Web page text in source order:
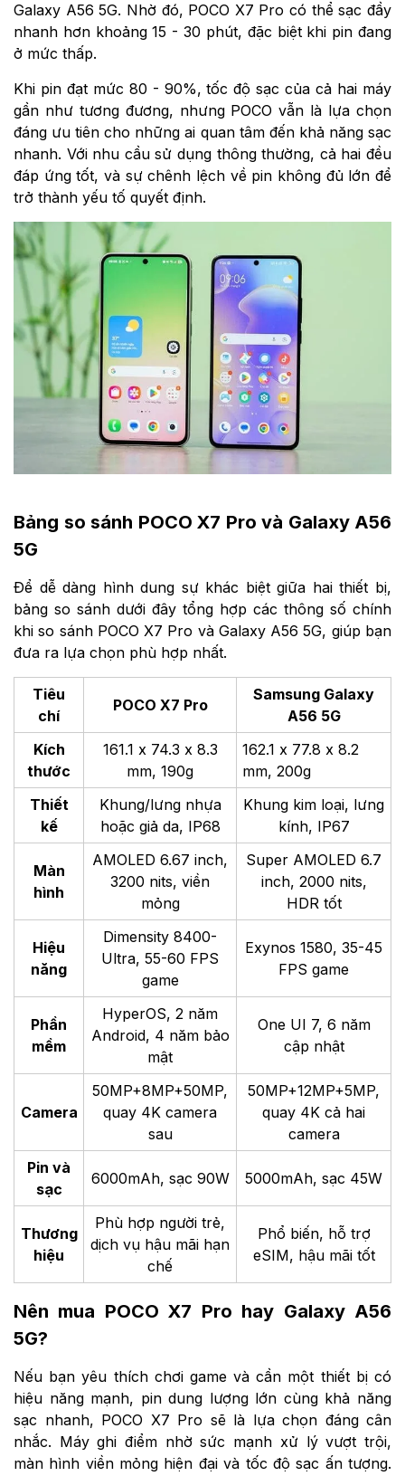
Galaxy A56 5G. Nhờ đó, POCO X7 Pro có thể sạc đầy
nhanh hơn khoảng 15 - 30 phút, đặc biệt khi pin đang
ở mức thấp.
Khi pin đạt mức 80 - 90%, tốc độ sạc của cả hai máy
gần như tương đương, nhưng POCO vẫn là lựa chọn
đáng ưu tiên cho những ai quan tâm đến khả năng sạc
nhanh. Với nhu cầu sử dụng thông thường, cả hai đều
đáp ứng tốt, và sự chênh lệch về pin không đủ lớn để
trở thành yếu tố quyết định.
Bảng so sánh POCO X7 Pro và Galaxy A56
5G
Để dễ dàng hình dung sự khác biệt giữa hai thiết bị,
bảng so sánh dưới đây tổng hợp các thông số chính
khi so sánh POCO X7 Pro và Galaxy A56 5G, giúp bạn
đưa ra lựa chọn phù hợp nhất.
Tiêu
chí
POCO X7 Pro
Samsung Galaxy
A56 5G
Kích
thước
161.1 x 74.3 x 8.3
mm, 190g
162.1 x 77.8 x 8.2
mm, 200g
Thiết
kế
Khung/lưng nhựa
hoặc giả da, IP68
Khung kim loại, lưng
kính, IP67
Màn
hình
AMOLED 6.67 inch,
3200 nits, viền
mỏng
Super AMOLED 6.7
inch, 2000 nits,
HDR tốt
Hiệu
năng
Dimensity 8400-
Ultra, 55-60 FPS
game
Exynos 1580, 35-45
FPS game
Phần
mềm
HyperOS, 2 năm
Android, 4 năm bảo
mật
One UI 7, 6 năm
cập nhật
Camera
50MP+8MP+50MP,
quay 4K camera
sau
50MP+12MP+5MP,
quay 4K cả hai
camera
Pin và
sạc
6000mAh, sạc 90W 5000mAh, sạc 45W
Thương
hiệu
Phù hợp người trẻ,
dịch vụ hậu mãi hạn
chế
Phổ biến, hỗ trợ
eSIM, hậu mãi tốt
Nên mua POCO X7 Pro hay Galaxy A56
5G?
Nếu bạn yêu thích chơi game và cần một thiết bị có
hiệu năng mạnh, pin dung lượng lớn cùng khả năng
sạc nhanh, POCO X7 Pro sẽ là lựa chọn đáng cân
nhắc. Máy ghi điểm nhờ sức mạnh xử lý vượt trội,
màn hình viền mỏng hiện đại và tốc độ sạc ấn tượng.